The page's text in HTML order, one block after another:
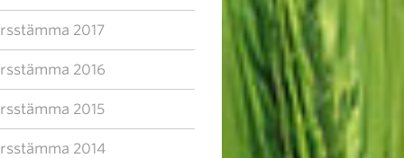
2017
2016
2015
2014